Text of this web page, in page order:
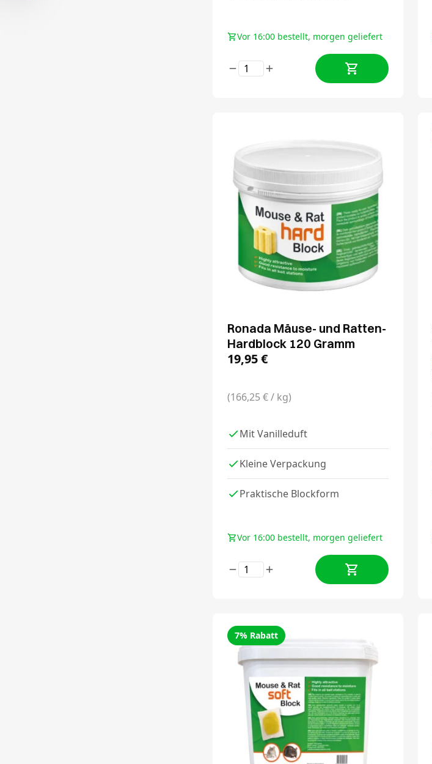
Vor 16:00 bestellt, morgen geliefert
Ronada Mäuse- und Ratten-
Hardblock 120 Gramm
19,95€
(166,25 € / kg)
Mit Vanilleduft
Kleine Verpackung
Praktische Blockform
Vor 16:00 bestellt, morgen geliefert
7% Rabatt